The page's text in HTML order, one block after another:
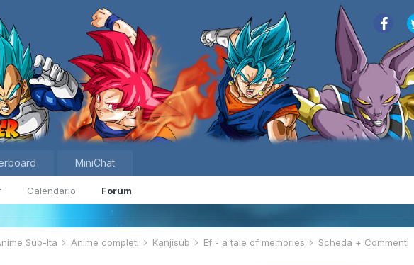
Calendario Forum
MiniChat
Sub-Ita Anime completi Kanjisub Ef - a tale of memories Scheda + Commenti